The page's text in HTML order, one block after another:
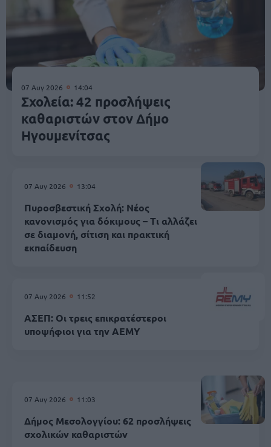
07 Αυγ 2026 14:04
Σχολεία: 42 προσλήψεις
καθαριστών στον Δήμο
Ηγουμενίτσας
07 Αυγ 2026 13:04
Πυροσβεστική Σχολή: Νέος
κανονισμός για δόκιμους – Τι αλλάζει
σε διαμονή, σίτιση και πρακτική
εκπαίδευση
07 Αυγ 2026 11:52
ΑΣΕΠ: Οι τρεις επικρατέστεροι
υποψήφιοι για την ΑΕΜΥ
07 Αυγ 2026 11:03
Δήμος Μεσολογγίου: 62 προσλήψεις
σχολικών καθαριστών